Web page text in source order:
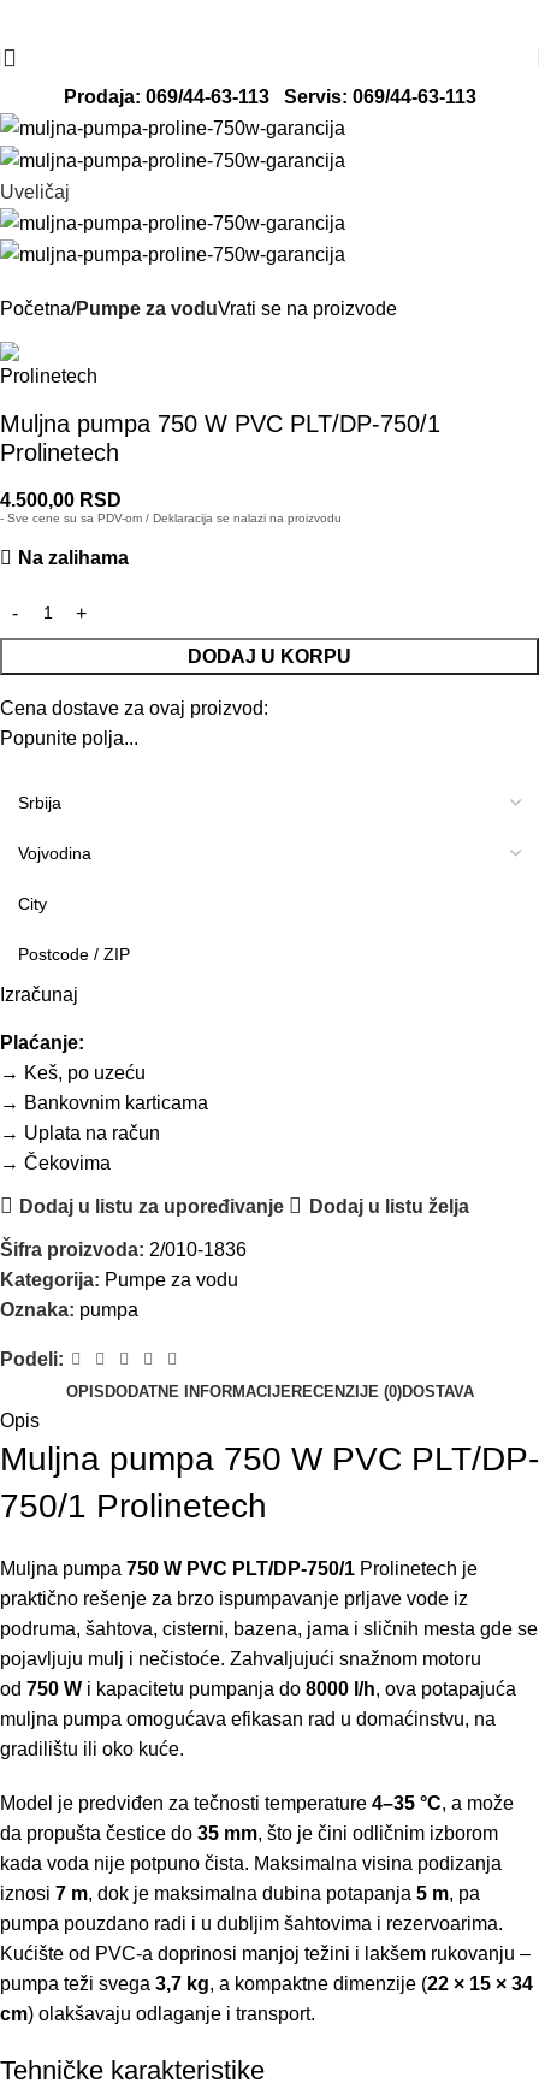
Prodaja: 069/44-63-113 Servis: 069/44-63-113
Uveličaj
Početna Pumpe za voduVrati se na proizvode
Muljna pumpa 750 W PVC PLT/DP-750/1
Prolinetech
4.500,00 RSD
- Sve cene su sa PDV-om / Deklaracija se nalazi na proizvodu
Na zalihama
DODAJ U KORPU
Cena dostave za ovaj proizvod:
Popunite polja...
Izračunaj
Plaćanje:
→ Keš, po uzeću
→ Bankovnim karticama
→ Uplata na račun
→ Čekovima
Dodaj u listu za upoređivanje Dodaj u listu želja
Šifra proizvoda: 2/010-1836
Kategorija: Pumpe za vodu
Oznaka: pumpa
Podeli:
OPIS DODATNE INFORMACIJERECENZIJE (0)DOSTAVA
Opis
Muljna pumpa 750 W PVC PLT/DP-
750/1 Prolinetech
Muljna pumpa 750 W PVC PLT/DP-750/1 Prolinetech je
praktično rešenje za brzo ispumpavanje prljave vode iz
podruma, šahtova, cisterni, bazena, jama i sličnih mesta gde se
pojavljuju mulj i nečistoće. Zahvaljujući snažnom motoru
od 750 W i kapacitetu pumpanja do 8000 l/h, ova potapajuća
muljna pumpa omogućava efikasan rad u domaćinstvu, na
gradilištu ili oko kuće.
Model je predviđen za tečnosti temperature 4–35 °C, a može
da propušta čestice do 35 mm, što je čini odličnim izborom
kada voda nije potpuno čista. Maksimalna visina podizanja
iznosi 7 m, dok je maksimalna dubina potapanja 5 m, pa
pumpa pouzdano radi i u dubljim šahtovima i rezervoarima.
Kućište od PVC-a doprinosi manjoj težini i lakšem rukovanju –
pumpa teži svega 3,7 kg, a kompaktne dimenzije (22 × 15 × 34
cm) olakšavaju odlaganje i transport.
Tehničke karakteristike